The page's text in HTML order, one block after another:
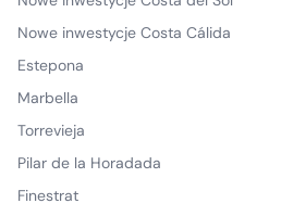
Nowe inwestycje Costa Cálida
Estepona
Marbella
Torrevieja
Pilar de la Horadada
Finestrat